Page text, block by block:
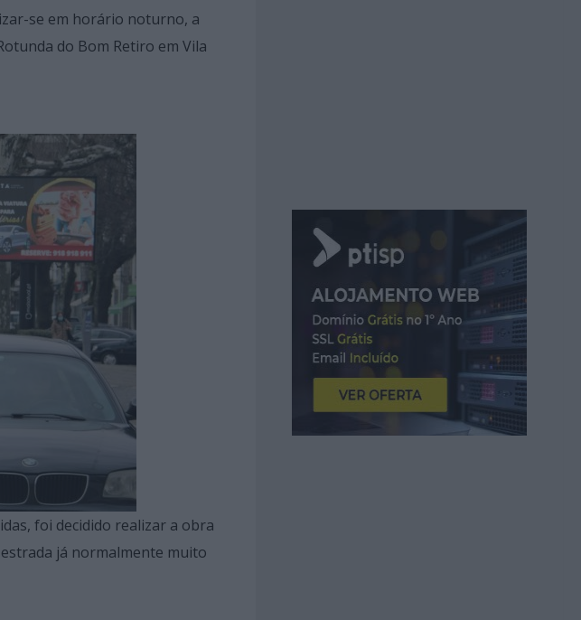
se em horário noturno, a
do Bom Retiro em Vila
foi decidido realizar a obra
já normalmente muito